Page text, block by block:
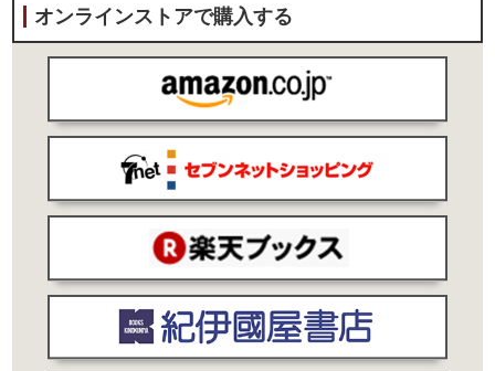
オンラインストアで購入する